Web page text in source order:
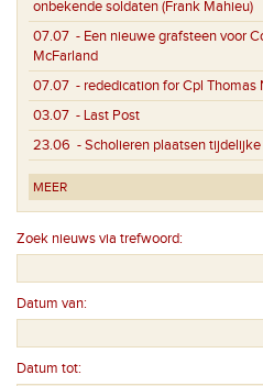
onbekende soldaten (Frank Mahieu)
07.07 - Een nieuwe grafsteen voor
McFarland
07.07 - rededication for Cpl Thomas
03.07 - Last Post
23.06 - Scholieren plaatsen
MEER
Zoek nieuws via trefwoord:
Datum van:
Datum tot: